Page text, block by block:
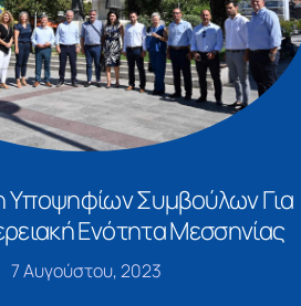
Υποψηφίων Συμβούλων Για
Ενότητα Μεσσηνίας
7 Αυγούστου, 2023